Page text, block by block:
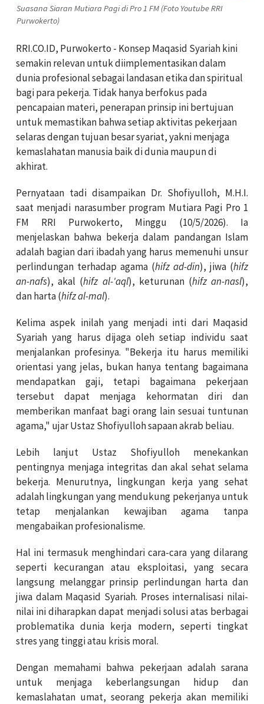
Suasana Siaran Mutiara Pagi di Pro 1 FM (Foto Youtube RRI
Purwokerto)
RRI.CO.ID, Purwokerto - Konsep Maqasid Syariah kini
semakin relevan untuk diimplementasikan dalam
dunia profesional sebagai landasan etika dan spiritual
bagi para pekerja. Tidak hanya berfokus pada
pencapaian materi, penerapan prinsip ini bertujuan
untuk memastikan bahwa setiap aktivitas pekerjaan
selaras dengan tujuan besar syariat, yakni menjaga
kemaslahatan manusia baik di dunia maupun di
akhirat.
Pernyataan tadi disampaikan Dr. Shofiyulloh, M.H.I.
saat menjadi narasumber program Mutiara Pagi Pro 1
FM RRI Purwokerto, Minggu (10/5/2026). Ia
menjelaskan bahwa bekerja dalam pandangan Islam
adalah bagian dari ibadah yang harus memenuhi unsur
perlindungan terhadap agama (hifz ad-din), jiwa (hifz
an-nafs), akal (hifz al-'aql), keturunan (hifz an-nasl),
dan harta (hifz al-mal).
Kelima aspek inilah yang menjadi inti dari Maqasid
Syariah yang harus dijaga oleh setiap individu saat
menjalankan profesinya. "Bekerja itu harus memiliki
orientasi yang jelas, bukan hanya tentang bagaimana
mendapatkan gaji, tetapi bagaimana pekerjaan
tersebut dapat menjaga kehormatan diri dan
memberikan manfaat bagi orang lain sesuai tuntunan
agama," ujar Ustaz Shofiyulloh sapaan akrab beliau.
Lebih lanjut Ustaz Shofiyulloh menekankan
pentingnya menjaga integritas dan akal sehat selama
bekerja. Menurutnya, lingkungan kerja yang sehat
adalah lingkungan yang mendukung pekerjanya untuk
tetap menjalankan kewajiban agama tanpa
mengabaikan profesionalisme.
Hal ini termasuk menghindari cara-cara yang dilarang
seperti kecurangan atau eksploitasi, yang secara
langsung melanggar prinsip perlindungan harta dan
jiwa dalam Maqasid Syariah. Proses internalisasi nilai-
nilai ini diharapkan dapat menjadi solusi atas berbagai
problematika dunia kerja modern, seperti tingkat
stres yang tinggi atau krisis moral.
Dengan memahami bahwa pekerjaan adalah sarana
untuk menjaga keberlangsungan hidup dan
kemaslahatan umat, seorang pekerja akan memiliki